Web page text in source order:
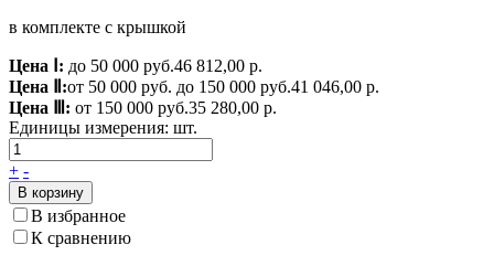
в комплекте с крышкой
Цена Ⅰ: до 50 000 руб.46 812,00 р.
Цена Ⅱ:от 50 000 руб. до 150 000 руб.41 046,00 р.
Цена Ⅲ: от 150 000 руб.35 280,00 р.
Единицы измерения: шт.
+ -
В корзину
В избранное
К сравнению